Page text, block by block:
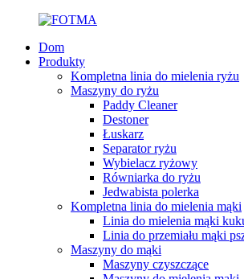
Dom
Produkty
Kompletna linia do mielenia ryżu
Maszyny do ryżu
Paddy Cleaner
Destoner
Łuskarz
Separator ryżu
Wybielacz ryżowy
Równiarka do ryżu
Jedwabista polerka
Kompletna linia do mielenia mąki
Linia do mielenia mąki
Linia do przemiału mąki
Maszyny do mąki
Maszyny czyszczące